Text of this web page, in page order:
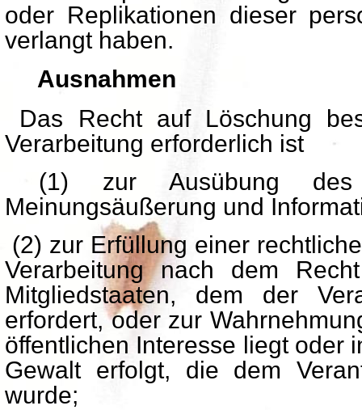
oder Replikationen dieser
verlangt haben.
Ausnahmen
Das Recht auf Löschung
Verarbeitung erforderlich ist
(1) zur Ausübung
Meinungsäußerung und
(2) zur Erfüllung einer
Verarbeitung nach dem
Mitgliedstaaten, dem der
erfordert, oder zur
öffentlichen Interesse liegt oder
Gewalt erfolgt, die dem
wurde;